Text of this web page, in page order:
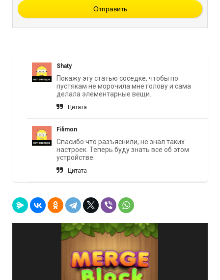
Отправить
Shaty
Покажу эту статью соседке, чтобы по
пустякам не морочила мне голову и сама
делала элементарные вещи.
Цитата
Filimon
Спасибо что разъяснили, не знал таких
настроек. Теперь буду знать все об этом
устройстве.
Цитата